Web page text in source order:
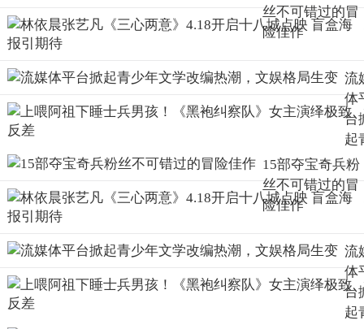
尼古拉斯·凯奇在片中化身天才密码学家、宝藏猎人，意外
在《独立宣言》背面发现了加密藏宝图，随即与各路寻宝对
手展开了一场惊心动魄的竞速，争夺美国史上最大的神秘宝
藏。如果你沉迷于印第安纳·琼斯破解古老地图、拆解隐藏
线索的剧情，那么这部电影定会让你爱不释手。全程谜题密
布、悬念迭起，凯奇饰演的主角虽少了几分琼斯的果敢热
血，却同样自带幽默气质与独特的古怪魅力。
《发掘》（2018）
（配图：拉尔夫·费因斯主演剧照）
冒险故事的观众来说，这部影片绝对不容错过。电影改编自
真实历史事件，还原了考古史上里程碑式的萨顿胡古墓发掘
全过程，原著小说同样口碑不俗。故事聚焦二战前夕，英国
萨福克郡一处私人土地上，一场震惊世界的考古发掘缓缓拉
丝不可错过的冒
险佳作
流
体
台
起
少
文
改
潮
文
格
生
15部夺宝奇兵粉
丝不可错过的冒
险佳作
流
体
台
起